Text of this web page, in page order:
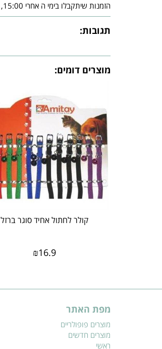
הזמנות שיתקבלו בימי ה אחרי 15:00, ובימי שישי, ערבי חג וחג, יסופקו עד - 3 ימי עסקים שלאחר צאת השבת ו/או צאת החג ובכפוף לאישור חברת האשראי.
תגובות:
מוצרים דומים:
קולר לחתול אחיד סוגר ברזל
₪16.9
מפת האתר
מוצרים פופולריים
מוצרים חדשים
ראשי